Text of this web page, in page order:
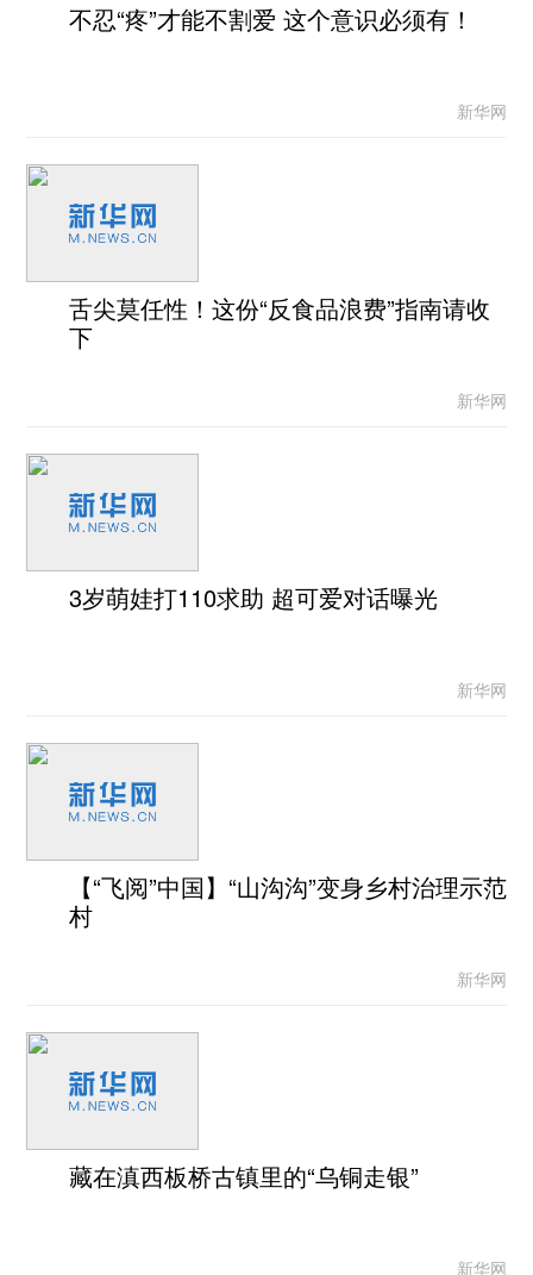
不忍“疼”才能不割爱 这个意识必须有！
新华网
舌尖莫任性！这份“反食品浪费”指南请收
下
新华网
3岁萌娃打110求助 超可爱对话曝光
新华网
【“飞阅”中国】“山沟沟”变身乡村治理示范
村
新华网
藏在滇西板桥古镇里的“乌铜走银”
新华网